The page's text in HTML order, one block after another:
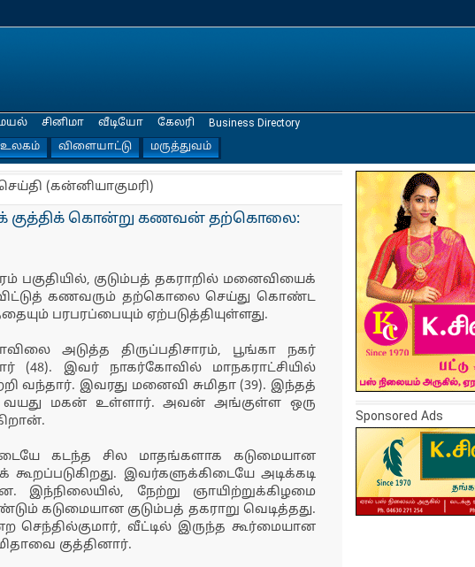
உலகம் விளையாட்டு மருத்துவம்
சினிமா வீடியோ கேலரி Business Directory
(கன்னியாகுமரி)
குத்திக் கொன்று கணவன் தற்கொலை:
பகுதியில், குடும்பத் தகராறில் மனைவியைக்
கணவரும் தற்கொலை செய்து கொண்ட
பரபரப்பையும் ஏற்படுத்தியுள்ளது.
அடுத்த திருப்பதிசாரம், பூங்கா நகர்
(48). இவர் நாகர்கோவில் மாநகராட்சியில்
வந்தார். இவரது மனைவி சுமிதா (39). இந்தத்
வயது மகன் உள்ளார். அவன் அங்குள்ள ஒரு
கடந்த சில மாதங்களாக கடுமையான
கூறப்படுகிறது. இவர்களுக்கிடையே அடிக்கடி
இந்நிலையில், நேற்று ஞாயிற்றுக்கிழமை
கடுமையான குடும்பத் தகராறு வெடித்தது.
செந்தில்குமார், வீட்டில் இருந்த கூர்மையான
குத்தினார்.
Sponsored Ads